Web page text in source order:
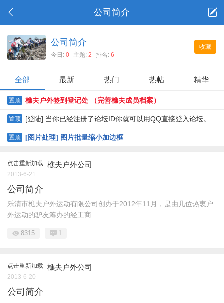
公司简介
收藏
公司简介
今日: 0 主题: 2 排名: 6
全部 最新 热门 热帖 精华
置顶 樵夫户外签到登记处 （完善樵夫成员档案）
置顶 [登陆] 当你已经注册了论坛ID你就可以用QQ直接登入论坛。
置顶 [图片处理] 图片批量缩小加边框
点击重新加载 樵夫户外公司
2013-6-21
公司简介
乐清市樵夫户外运动有限公司创办于2012年11月，是由几位热衷户
外运动的驴友筹办的经工商 ...
8315 1
点击重新加载 樵夫户外公司
2013-6-20
公司简介